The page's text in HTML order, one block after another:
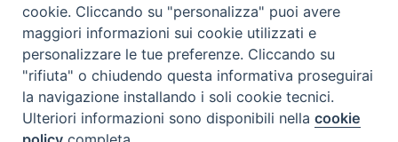
3
4 5 6 7 8
9
10
11 12 13 14 15
17
18 19 21
24 25 26 27 28 29 30
31 1
cookie. Cliccando su "personalizza" puoi avere
maggiori informazioni sui cookie utilizzati e
personalizzare le tue preferenze. Cliccando su
"rifiuta" o chiudendo questa informativa proseguirai
la navigazione installando i soli cookie tecnici.
Ulteriori informazioni sono disponibili nellacookie